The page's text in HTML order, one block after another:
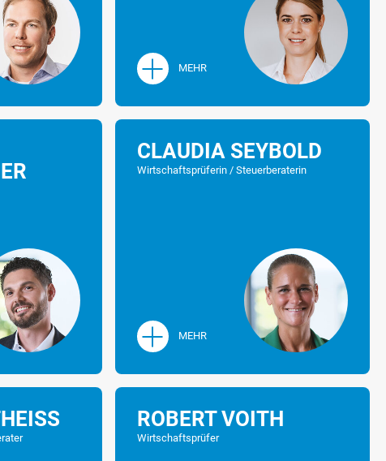
MEHR
CLAUDIA SEYBOLD
Wirtschaftsprüferin / Steuerberaterin
MEHR
ROBERT VOITH
Wirtschaftsprüfer